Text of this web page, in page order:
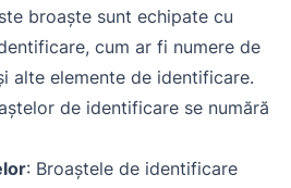
broaște sunt echipate cu
cum ar fi numere de
alte elemente de identificare.
de identificare se numără
: Broaștele de identificare